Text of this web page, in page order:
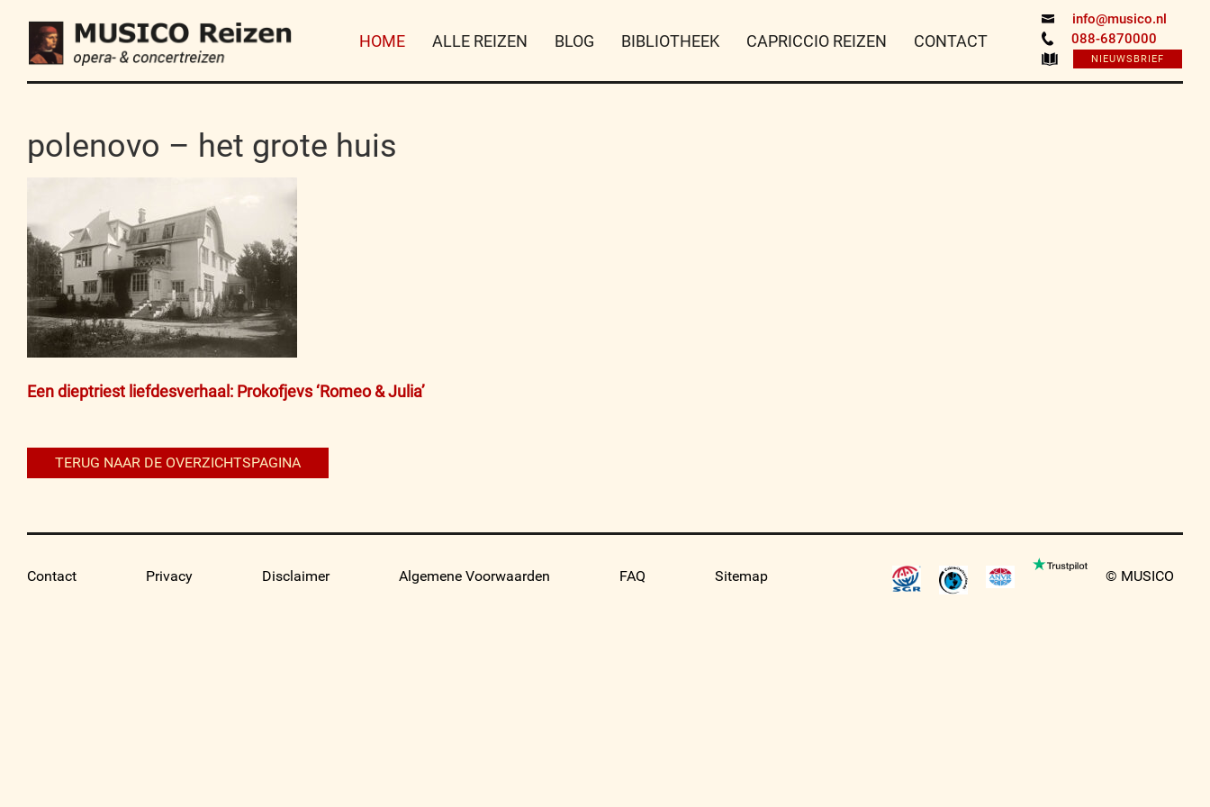
info@musico.nl
088-6870000
NIEUWSBRIEF
HOME ALLE REIZEN BLOG BIBLIOTHEEK CAPRICCIO REIZEN CONTACT
polenovo – het grote huis
Bericht
Een dieptriest liefdesverhaal: Prokofjevs ‘Romeo & Julia’
TERUG NAAR DE OVERZICHTSPAGINA
Contact Privacy Disclaimer Algemene Voorwaarden FAQ Sitemap © MUSICO